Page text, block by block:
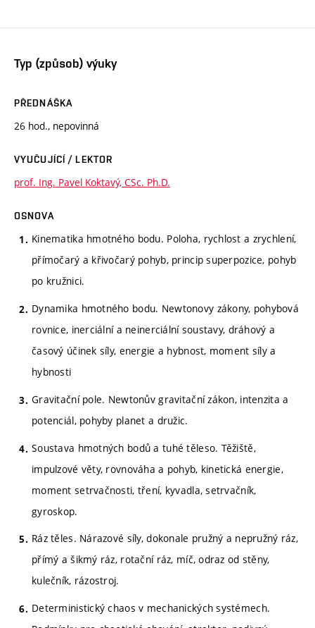
Typ (způsob) výuky
PŘEDNÁŠKA
26 hod., nepovinná
VYUČUJÍCÍ / LEKTOR
prof. Ing. Pavel Koktavý, CSc. Ph.D.
OSNOVA
Kinematika hmotného bodu. Poloha, rychlost a zrychlení,
přímočarý a křivočarý pohyb, princip superpozice, pohyb
po kružnici.
Dynamika hmotného bodu. Newtonovy zákony, pohybová
rovnice, inerciální a neinerciální soustavy, dráhový a
časový účinek síly, energie a hybnost, moment síly a
hybnosti
Gravitační pole. Newtonův gravitační zákon, intenzita a
potenciál, pohyby planet a družic.
Soustava hmotných bodů a tuhé těleso. Těžiště,
impulzové věty, rovnováha a pohyb, kinetická energie,
moment setrvačnosti, tření, kyvadla, setrvačník,
gyroskop.
Ráz těles. Nárazové síly, dokonale pružný a nepružný ráz,
přímý a šikmý ráz, rotační ráz, míč, odraz od stěny,
kulečník, rázostroj.
Deterministický chaos v mechanických systémech.